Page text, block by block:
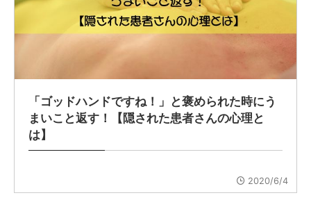
「ゴッドハンドですね！」と褒められた時にう
まいこと返す！【隠された患者さんの心理と
は】
2020/6/4